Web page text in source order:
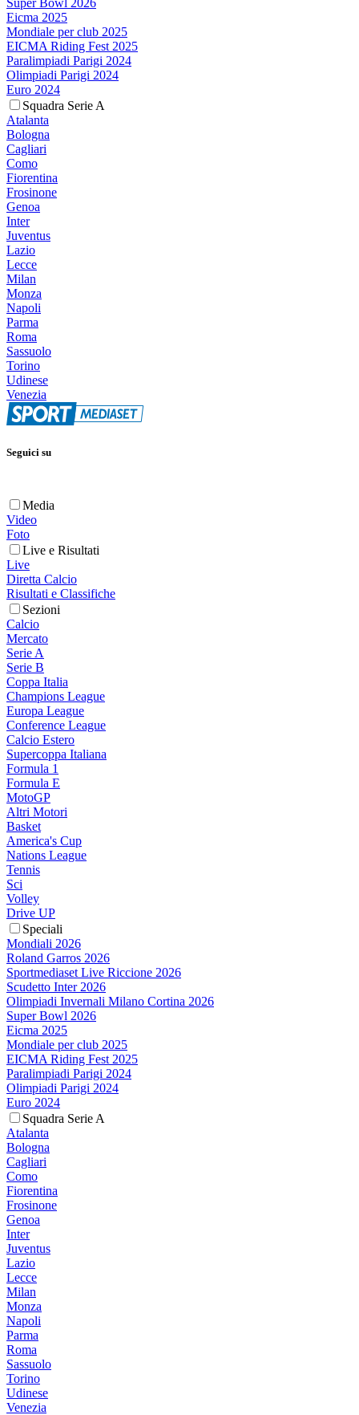
Super Bowl 2026
Eicma 2025
Mondiale per club 2025
EICMA Riding Fest 2025
Paralimpiadi Parigi 2024
Olimpiadi Parigi 2024
Euro 2024
Squadra Serie A
Atalanta
Bologna
Cagliari
Como
Fiorentina
Frosinone
Genoa
Inter
Juventus
Lazio
Lecce
Milan
Monza
Napoli
Parma
Roma
Sassuolo
Torino
Udinese
Venezia
Seguici su
Media
Video
Foto
Live e Risultati
Live
Diretta Calcio
Risultati e Classifiche
Sezioni
Calcio
Mercato
Serie A
Serie B
Coppa Italia
Champions League
Europa League
Conference League
Calcio Estero
Supercoppa Italiana
Formula 1
Formula E
MotoGP
Altri Motori
Basket
America's Cup
Nations League
Tennis
Sci
Volley
Drive UP
Speciali
Mondiali 2026
Roland Garros 2026
Sportmediaset Live Riccione 2026
Scudetto Inter 2026
Olimpiadi Invernali Milano Cortina 2026
Super Bowl 2026
Eicma 2025
Mondiale per club 2025
EICMA Riding Fest 2025
Paralimpiadi Parigi 2024
Olimpiadi Parigi 2024
Euro 2024
Squadra Serie A
Atalanta
Bologna
Cagliari
Como
Fiorentina
Frosinone
Genoa
Inter
Juventus
Lazio
Lecce
Milan
Monza
Napoli
Parma
Roma
Sassuolo
Torino
Udinese
Venezia